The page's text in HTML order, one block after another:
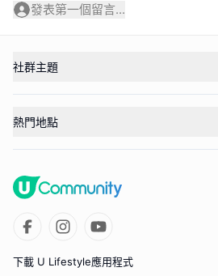
發表第一個留言...
社群主題
熱門地點
下載 U Lifestyle應用程式